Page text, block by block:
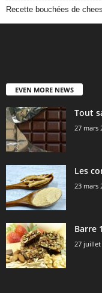
Recette bouchées de
EVEN MORE NEWS
Tout
27 mars
Les
23 mars
Barre
27 juillet